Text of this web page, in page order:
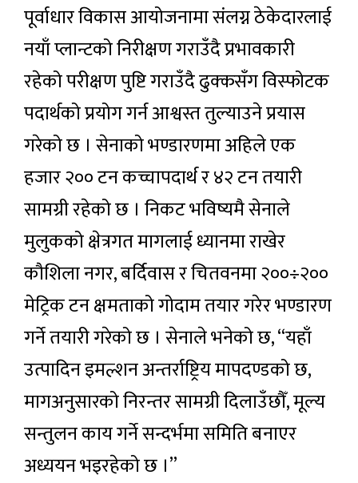
पूर्वाधार विकास आयोजनामा संलग्न ठेकेदारलाई
नयाँ प्लान्टको निरीक्षण गराउँदै प्रभावकारी
रहेको परीक्षण पुष्टि गराउँदै ढुक्कसँग विस्फोटक
पदार्थको प्रयोग गर्न आश्वस्त तुल्याउने प्रयास
गरेको छ । सेनाको भण्डारणमा अहिले एक
हजार २०० टन कच्चापदार्थ र ४२ टन तयारी
सामग्री रहेको छ । निकट भविष्यमै सेनाले
मुलुकको क्षेत्रगत मागलाई ध्यानमा राखेर
कौशिला नगर, बर्दिवास र चितवनमा २००÷२००
मेट्रिक टन क्षमताको गोदाम तयार गरेर भण्डारण
गर्ने तयारी गरेको छ । सेनाले भनेको छ, “यहाँ
उत्पादिन इमल्शन अन्तर्राष्ट्रिय मापदण्डको छ,
मागअनुसारको निरन्तर सामग्री दिलाउँछौँ, मूल्य
सन्तुलन काय गर्ने सन्दर्भमा समिति बनाएर
अध्ययन भइरहेको छ ।”